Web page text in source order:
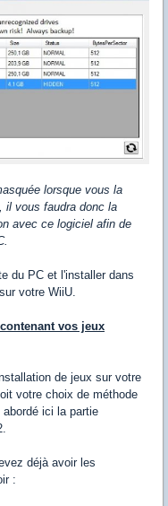
lorsque vous la
il vous faudra donc la
avec ce logiciel afin de
du PC et l'installer dans
votre WiiU.
vos jeux
de jeux sur votre
votre choix de méthode
ici la partie
déjà avoir les
: